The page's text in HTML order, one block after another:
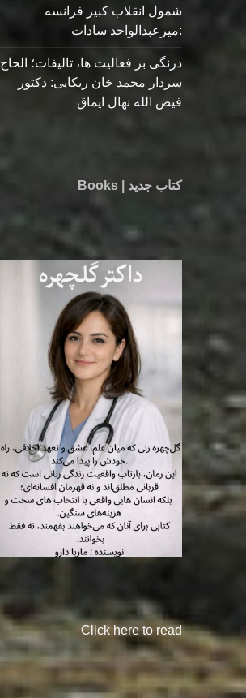
شمول انقلاب کبیر فرانسه
:میرعبدالواحد سادات
درنگی بر فعالیت ها، تالیفات؛ الحاج
سردار محمد خان ریکایی: دکتور
فیض الله نهال ایماق
کتاب جدید | Books
Click here to read